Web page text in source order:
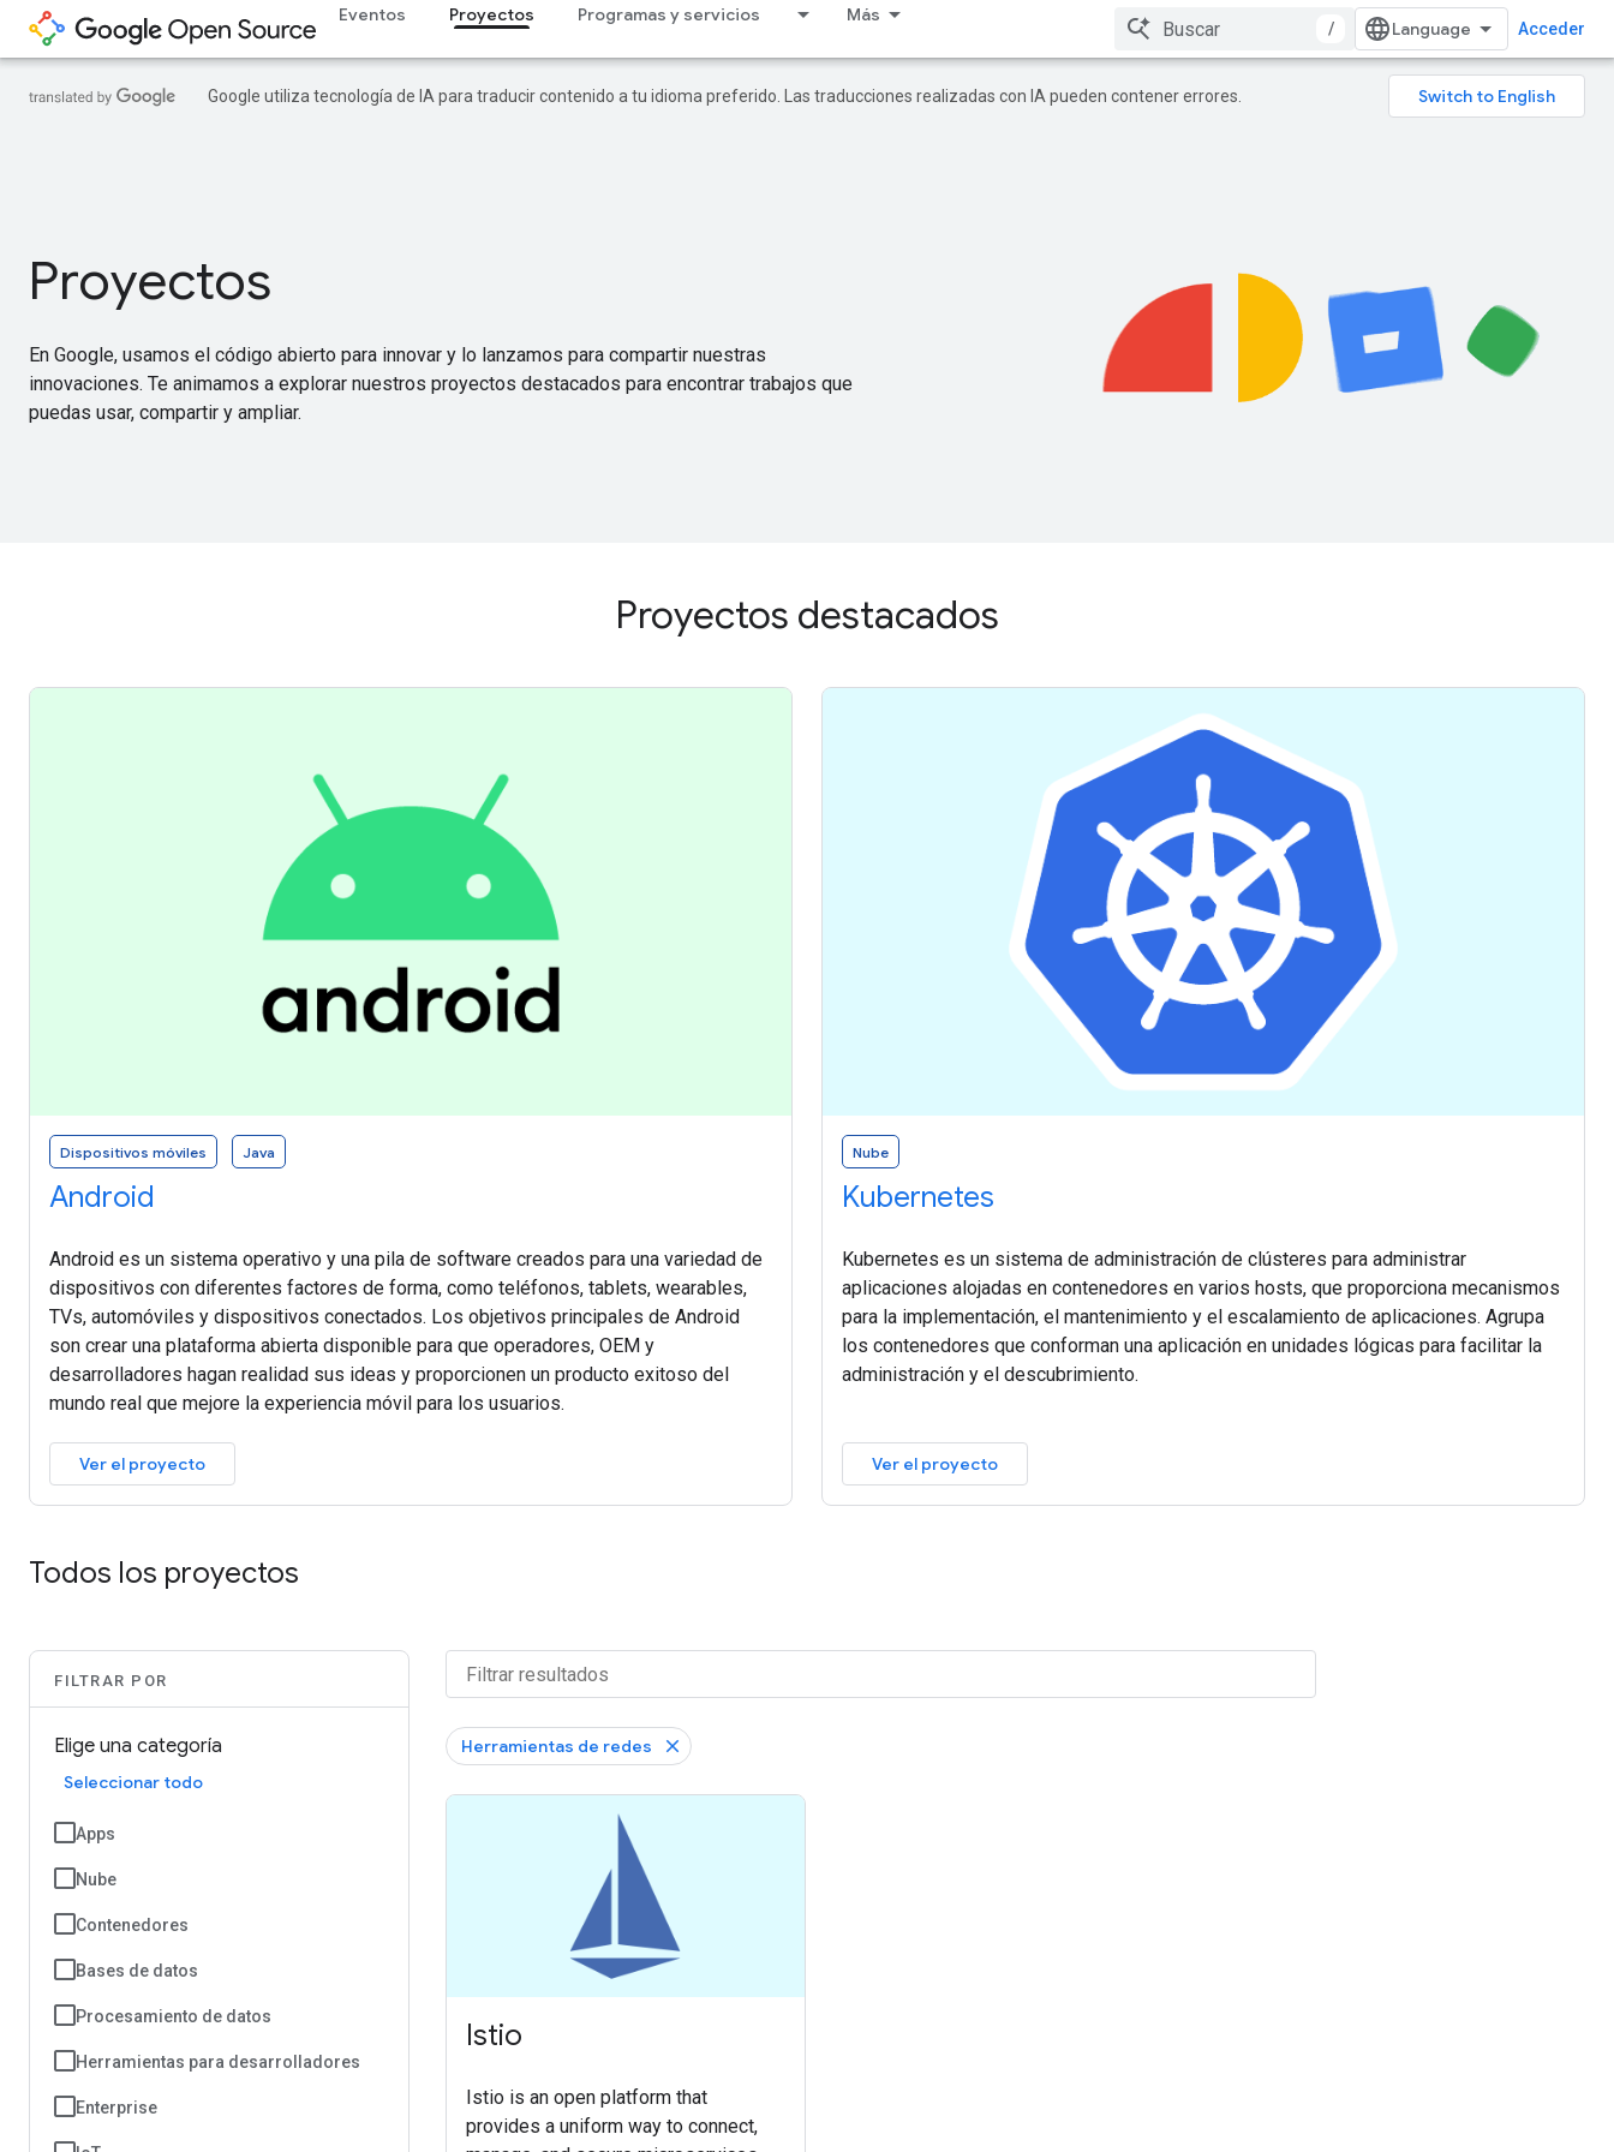
Eventos Proyectos Programas y servicios Más
/ Acceder
Google utiliza tecnología de IA para traducir contenido a tu idioma preferido. Las traducciones realizadas con IA pueden contener errores.
Proyectos
En Google, usamos el código abierto para innovar y lo lanzamos para compartir nuestras
innovaciones. Te animamos a explorar nuestros proyectos destacados para encontrar trabajos que
puedas usar, compartir y ampliar.
Proyectos destacados
Dispositivos móviles Java
Android
Android es un sistema operativo y una pila de software creados para una variedad de
dispositivos con diferentes factores de forma, como teléfonos, tablets, wearables,
TVs, automóviles y dispositivos conectados. Los objetivos principales de Android
son crear una plataforma abierta disponible para que operadores, OEM y
desarrolladores hagan realidad sus ideas y proporcionen un producto exitoso del
mundo real que mejore la experiencia móvil para los usuarios.
Ver el proyecto
Nube
Kubernetes
Kubernetes es un sistema de administración de clústeres para administrar
aplicaciones alojadas en contenedores en varios hosts, que proporciona mecanismos
para la implementación, el mantenimiento y el escalamiento de aplicaciones. Agrupa
los contenedores que conforman una aplicación en unidades lógicas para facilitar la
administración y el descubrimiento.
Ver el proyecto
Todos los proyectos
FILTRAR POR
Elige una categoría
Seleccionar todo
Apps
Nube
Contenedores
Bases de datos
Procesamiento de datos
Herramientas para desarrolladores
Enterprise
Herramientas de redes
Istio
Istio is an open platform that
provides a uniform way to connect,